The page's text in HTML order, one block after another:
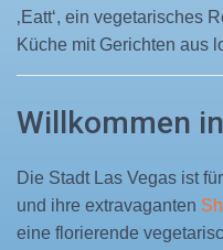
‚Eatt‘, ein vegetarisches
Küche mit Gerichten aus
Willkommen
Die Stadt Las Vegas ist
und ihre extravaganten
eine florierende